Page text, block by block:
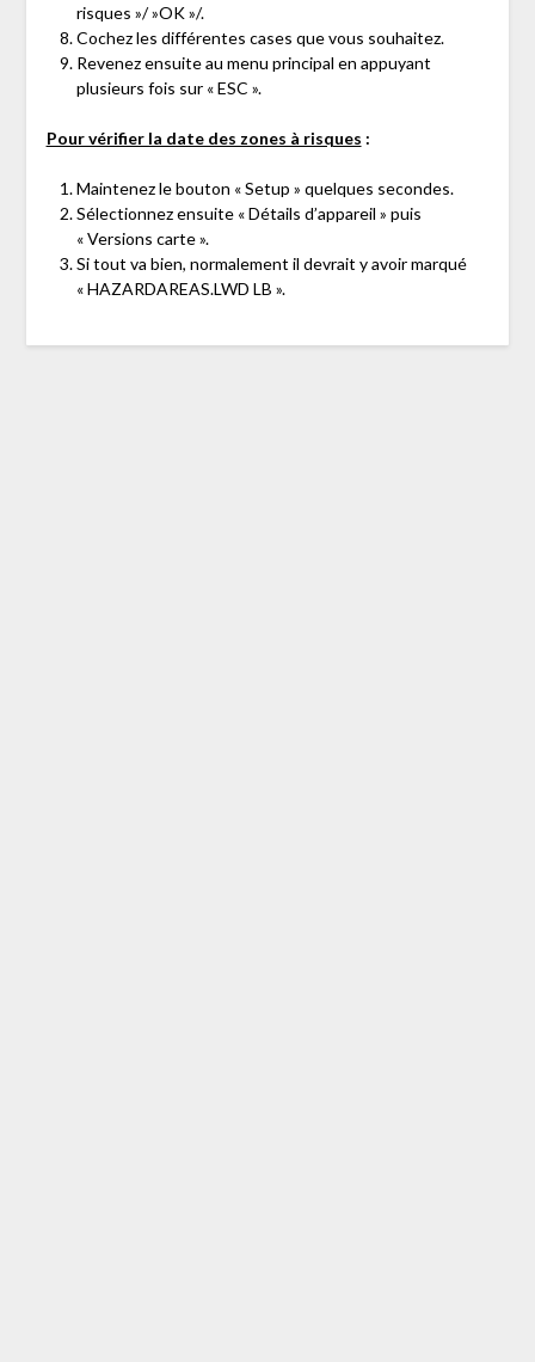
risques »/ »OK »/.
Cochez les différentes cases que vous souhaitez.
Revenez ensuite au menu principal en appuyant
plusieurs fois sur « ESC ».
Pour vérifier la date des zones à risques :
Maintenez le bouton « Setup » quelques secondes.
Sélectionnez ensuite « Détails d’appareil » puis
« Versions carte ».
Si tout va bien, normalement il devrait y avoir marqué
« HAZARDAREAS.LWD LB ».